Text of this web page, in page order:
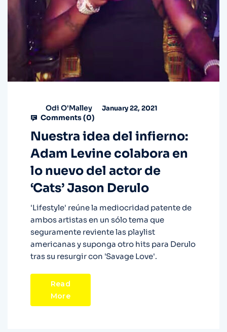
Odi O'Malley January 22, 2021
Comments (0)
Nuestra idea del infierno:
Adam Levine colabora en
lo nuevo del actor de
‘Cats’ Jason Derulo
'Lifestyle' reúne la mediocridad patente de
ambos artistas en un sólo tema que
seguramente reviente las playlist
americanas y suponga otro hits para Derulo
tras su resurgir con 'Savage Love'.
Read
More